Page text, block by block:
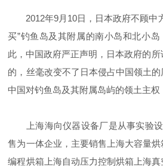
2012年9月10日，日本政府不顾中方
买”钓鱼岛及其附属的南小岛和北小岛
此，中国政府严正声明，日本政府的所
的，丝毫改变不了日本侵占中国领土
中国对钓鱼岛及其附属岛屿的领土主权
上海海向仪器设备厂是从事实验设
售为一体企业，主要销售上海大容量
编程烘箱上海自动压力控制烘箱上海